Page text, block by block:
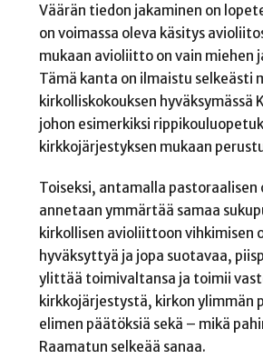
Väärän tiedon jakaminen on
on voimassa oleva käsitys
mukaan avioliitto on vain miehen
Tämä kanta on ilmaistu selkeästi
kirkolliskokouksen hyväksymässä
johon esimerkiksi
kirkkojärjestyksen mukaan
Toiseksi, antamalla pastoraalisen
annetaan ymmärtää samaa
kirkollisen avioliittoon vihkimisen
hyväksyttyä ja jopa suotavaa,
ylittää toimivaltansa ja toimii
kirkkojärjestystä, kirkon ylimmän
elimen päätöksiä sekä – mikä
Raamatun selkeää sanaa.